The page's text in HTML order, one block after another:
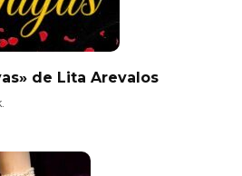
de Lita Arevalos